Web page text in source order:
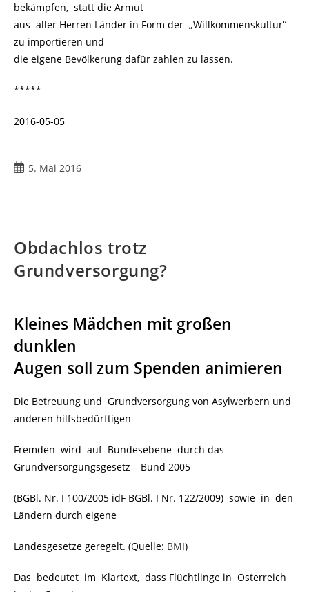
bekämpfen, statt die Armut
aus aller Herren Länder in Form der „Willkommenskultur“
zu importieren und
die eigene Bevölkerung dafür zahlen zu lassen.
*****
2016-05-05
5. Mai 2016
Obdachlos trotz
Grundversorgung?
Kleines Mädchen mit großen
dunklen
Augen soll zum Spenden animieren
Die Betreuung und Grundversorgung von Asylwerbern und
anderen hilfsbedürftigen
Fremden wird auf Bundesebene durch das
Grundversorgungsgesetz – Bund 2005
(BGBl. Nr. I 100/2005 idF BGBl. I Nr. 122/2009) sowie in den
Ländern durch eigene
Landesgesetze geregelt. (Quelle: BMI)
Das bedeutet im Klartext, dass Flüchtlinge in Österreich